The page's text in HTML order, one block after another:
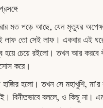
মত পড়ে আছে, যেন মৃত্যুর
তো সেই লাফ। একবার এই ঘরে
চেয়ে রইলো। তখন আর করবে
করে।
হলাে। তখন সে মহাখুশি,
বিনীতভাবে বললে, ও কিছু না।